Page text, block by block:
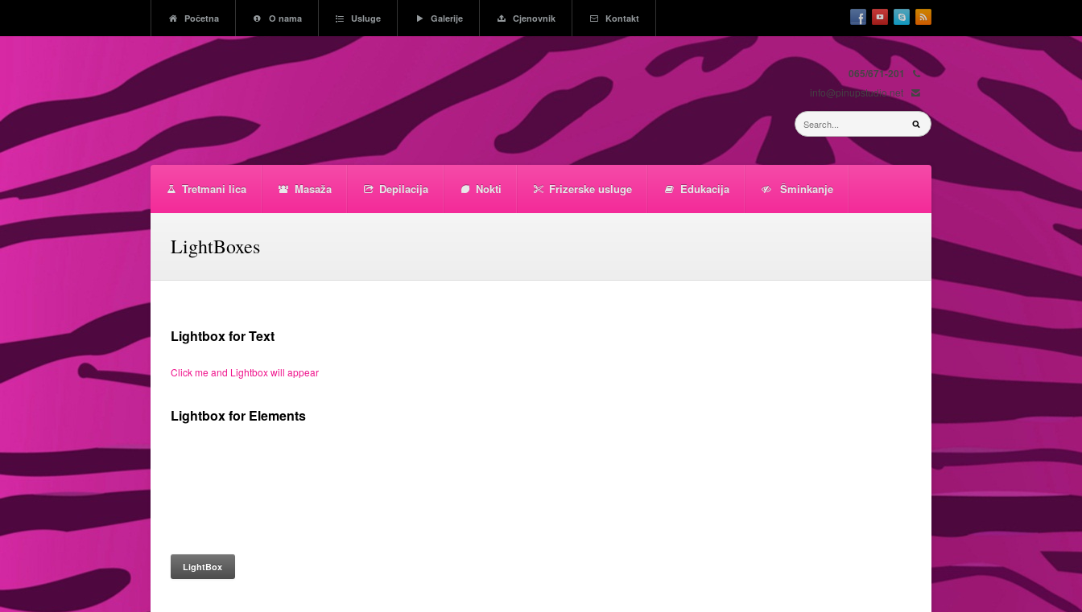
Početna O nama Usluge Galerije Cjenovnik Kontakt
065/671-201
info@pinupstudio.net
Tretmani lica Masaža Depilacija Nokti Frizerske usluge Edukacija Šminkanje
LightBoxes
Lightbox for Text
Click me and Lightbox will appear
Lightbox for Elements
LightBox